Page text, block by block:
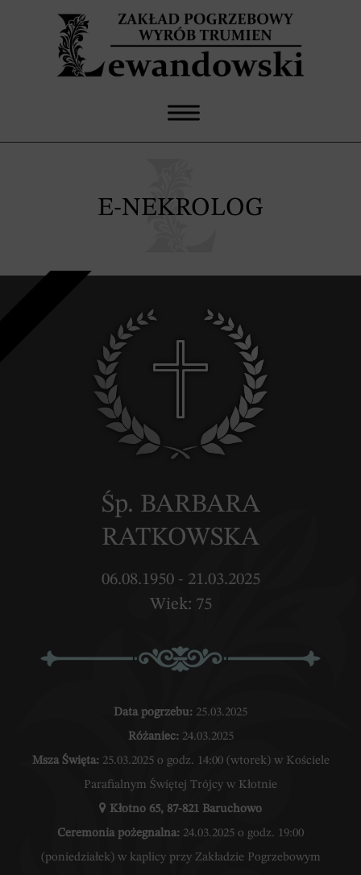
E-NEKROLOG
Śp. BARBARA
RATKOWSKA
06.08.1950 - 21.03.2025
Wiek: 75
Data pogrzebu: 25.03.2025
Różaniec: 24.03.2025
Msza Święta: 25.03.2025 o godz. 14:00 (wtorek) w Kościele
Parafialnym Świętej Trójcy w Kłotnie
Kłotno 65, 87-821 Baruchowo
Ceremonia pożegnalna: 24.03.2025 o godz. 19:00
(poniedziałek) w kaplicy przy Zakładzie Pogrzebowym